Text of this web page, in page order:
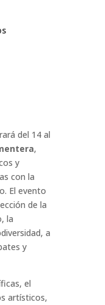
del 14 al
,
y
con la
El evento
de la
la
a
y
el
artísticos,